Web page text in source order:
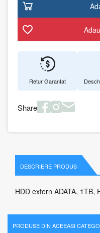
Retur Garantat
Share
DESCRIERE PRODUS
HDD extern ADATA, 1TB,
PRODUSE DIN ACEEASI